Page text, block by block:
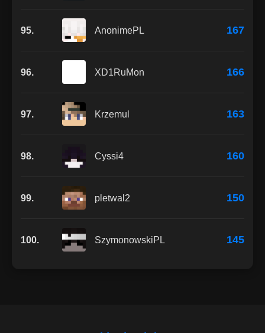
95. AnonimePL 167
96. XD1RuMon 166
97. Krzemul 163
98. Cyssi4 160
99. pletwal2 150
100. SzymonowskiPL 145